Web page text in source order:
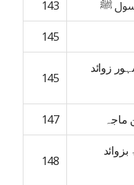
ﷺ 143
145
زوائد
145
ماجہ 147
148